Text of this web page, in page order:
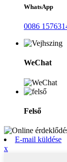
WhatsApp
0086
WeChat
Felső
E-mail küldése
x